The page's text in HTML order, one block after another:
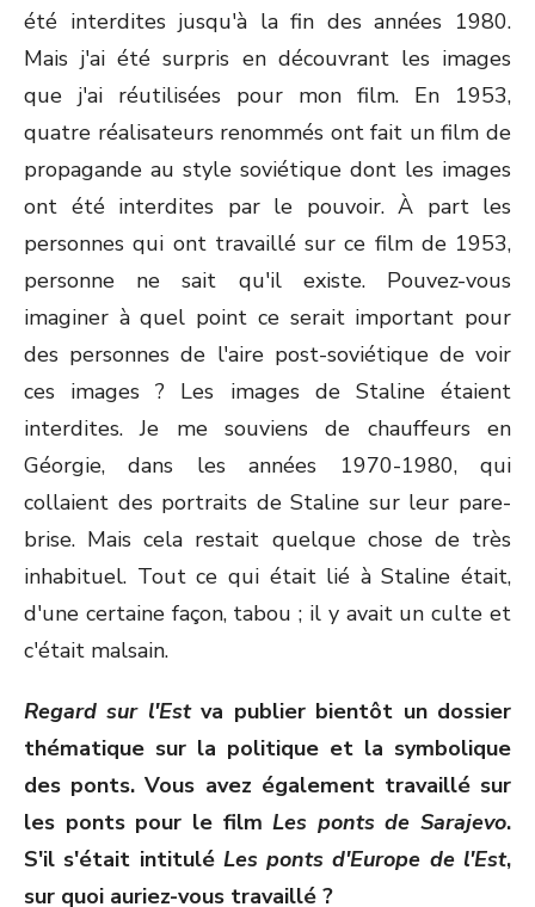
été interdites jusqu'à la fin des années 1980.
Mais j'ai été surpris en découvrant les images
que j'ai réutilisées pour mon film. En 1953,
quatre réalisateurs renommés ont fait un film de
propagande au style soviétique dont les images
ont été interdites par le pouvoir. À part les
personnes qui ont travaillé sur ce film de 1953,
personne ne sait qu'il existe. Pouvez-vous
imaginer à quel point ce serait important pour
des personnes de l'aire post-soviétique de voir
ces images ? Les images de Staline étaient
interdites. Je me souviens de chauffeurs en
Géorgie, dans les années 1970-1980, qui
collaient des portraits de Staline sur leur pare-
brise. Mais cela restait quelque chose de très
inhabituel. Tout ce qui était lié à Staline était,
d'une certaine façon, tabou ; il y avait un culte et
c'était malsain.
Regard sur l'Estva publier bientôt un dossier
thématique sur la politique et la symbolique
des ponts. Vous avez également travaillé sur
les ponts pour le filmLes ponts de Sarajevo.
S'il s'était intitulé Les ponts d'Europe de l'Est,
sur quoi auriez-vous travaillé ?